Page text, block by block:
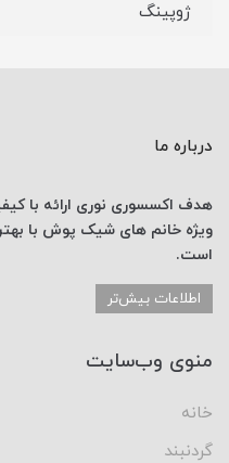
ژوپینگ
درباره ما
هدف اکسسوری نوری ارائه با
ویژه خانم های شیک پوش با
است.
اطلاعات بیش‌تر
منوی وب‌سایت
خانه
گردنبند